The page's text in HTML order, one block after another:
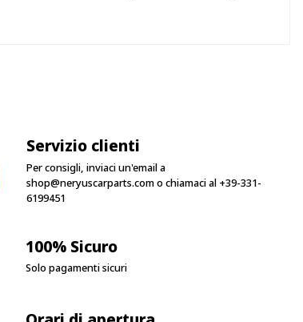
Servizio clienti
Per consigli, inviaci un'email a
shop@neryuscarparts.como chiamaci al +39-331-
6199451
100% Sicuro
Solo pagamenti sicuri